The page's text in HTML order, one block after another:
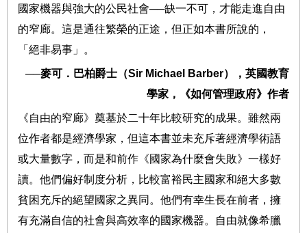
國家機器與強大的公民社會──缺一不可，才能走進自由
的窄廊。這是通往繁榮的正途，但正如本書所說的，
「絕非易事」。
──麥可．巴柏爵士（Sir Michael Barber），英國教育
學家，《如何管理政府》作者
《自由的窄廊》奠基於二十年比較研究的成果。雖然兩
位作者都是經濟學家，但這本書並未充斥著經濟學術語
或大量數字，而是和前作《國家為什麼會失敗》一樣好
讀。他們偏好制度分析，比較富裕民主國家和絕大多數
貧困充斥的絕望國家之異同。他們有幸生長在前者，擁
有充滿自信的社會與高效率的國家機器。自由就像希臘